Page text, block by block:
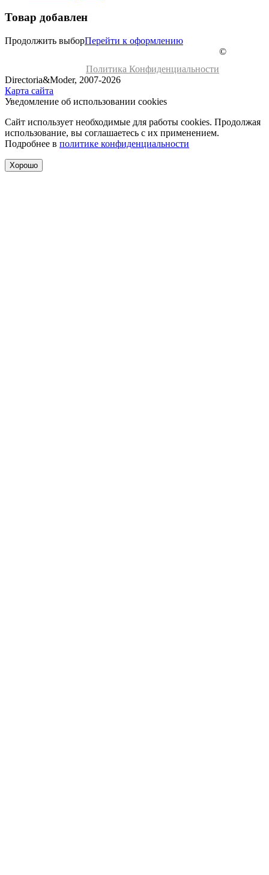
Товар добавлен
Продолжить выборПерейти к оформлению
Политика Конфиденциальности
©
Directoria&Moder, 2007-2026
Карта сайта
Уведомление об использовании cookies
Сайт использует необходимые для работы cookies. Продолжая
использование, вы соглашаетесь с их применением.
Подробнее в политике конфиденциальности
Хорошо